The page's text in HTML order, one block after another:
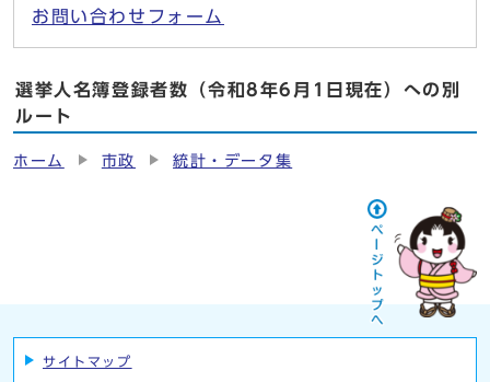
お問い合わせフォーム
選挙人名簿登録者数（令和8年6月1日現在）への別
ルート
ホーム 市政 統計・データ集
サイトマップ